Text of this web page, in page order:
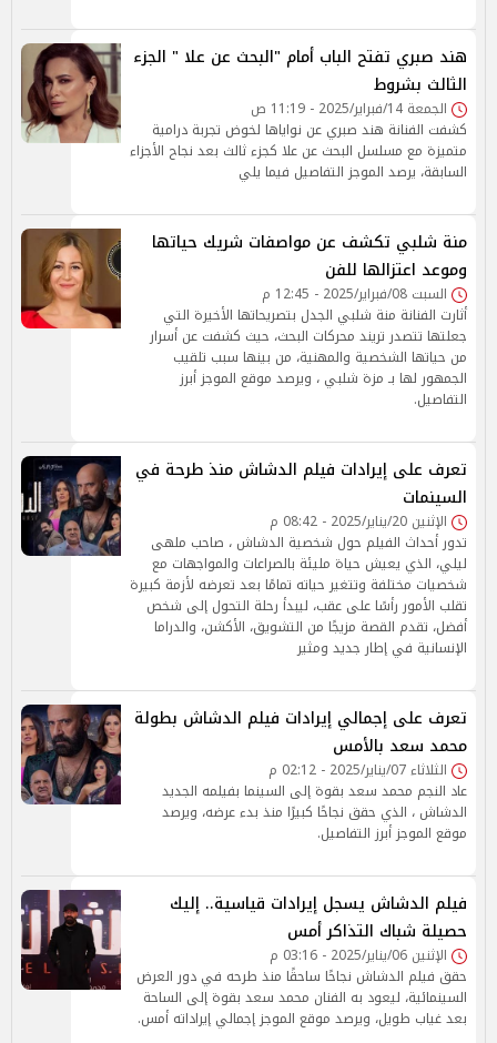
هند صبري تفتح الباب أمام "البحث عن علا " الجزء
الثالث بشروط
الجمعة 14/فبراير/2025 - 11:19 ص
كشفت الفنانة هند صبري عن نواياها لخوض تجربة درامية
متميزة مع مسلسل البحث عن علا كجزء ثالث بعد نجاح الأجزاء
السابقة، يرصد الموجز التفاصيل فيما يلي
منة شلبي تكشف عن مواصفات شريك حياتها
وموعد اعتزالها للفن
السبت 08/فبراير/2025 - 12:45 م
أثارت الفنانة منة شلبي الجدل بتصريحاتها الأخيرة التي
جعلتها تتصدر تريند محركات البحث، حيث كشفت عن أسرار
من حياتها الشخصية والمهنية، من بينها سبب تلقيب
الجمهور لها بـ مزة شلبي ، ويرصد موقع الموجز أبرز
التفاصيل.
تعرف على إيرادات فيلم الدشاش منذ طرحة في
السينمات
الإثنين 20/يناير/2025 - 08:42 م
تدور أحداث الفيلم حول شخصية الدشاش ، صاحب ملهى
ليلي، الذي يعيش حياة مليئة بالصراعات والمواجهات مع
شخصيات مختلفة وتتغير حياته تمامًا بعد تعرضه لأزمة كبيرة
تقلب الأمور رأسًا على عقب، ليبدأ رحلة التحول إلى شخص
أفضل، تقدم القصة مزيجًا من التشويق، الأكشن، والدراما
الإنسانية في إطار جديد ومثير
تعرف على إجمالي إيرادات فيلم الدشاش بطولة
محمد سعد بالأمس
الثلاثاء 07/يناير/2025 - 02:12 م
عاد النجم محمد سعد بقوة إلى السينما بفيلمه الجديد
الدشاش ، الذي حقق نجاحًا كبيرًا منذ بدء عرضه، ويرصد
موقع الموجز أبرز التفاصيل.
فيلم الدشاش يسجل إيرادات قياسية.. إليك
حصيلة شباك التذاكر أمس
الإثنين 06/يناير/2025 - 03:16 م
حقق فيلم الدشاش نجاحًا ساحقًا منذ طرحه في دور العرض
السينمائية، ليعود به الفنان محمد سعد بقوة إلى الساحة
بعد غياب طويل، ويرصد موقع الموجز إجمالي إيراداته أمس.